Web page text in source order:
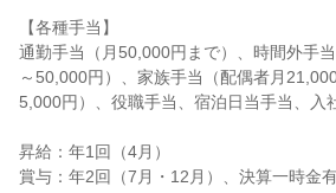
【各種手当】
通勤手当（月50,000円まで）、時間外手
～50,000円）、家族手当（配偶者月
5,000円）、役職手当、宿泊日当手当、入
昇給：年1回（4月）
賞与：年2回（7月・12月）、決算一時金有